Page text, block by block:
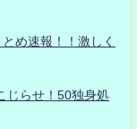
め速報！！激しく
じらせ！50独身処